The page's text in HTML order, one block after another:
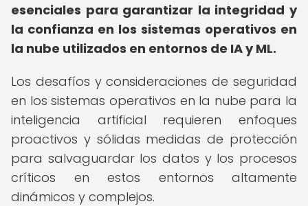
esenciales para garantizar la integridad y
la confianza en los sistemas operativos en
la nube utilizados en entornos de IA y ML.
Los desafíos y consideraciones de seguridad
en los sistemas operativos en la nube para la
inteligencia artificial requieren enfoques
proactivos y sólidas medidas de protección
para salvaguardar los datos y los procesos
críticos en estos entornos altamente
dinámicos y complejos.